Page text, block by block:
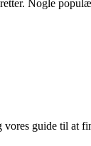
Nogle
guide til at